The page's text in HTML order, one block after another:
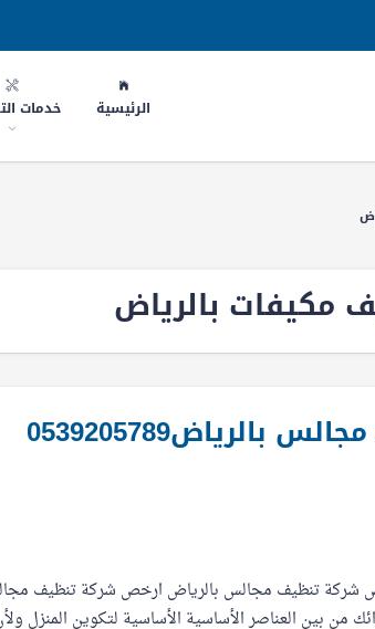
الرئيسية خدمات
مكيفات بالرياض
شركة تنظيف مجالس بالرياض ارخص شركة تنظيف
من بين العناصر الأساسية الأساسية لتكوين المنزل